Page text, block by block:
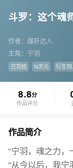
斗罗：这个魂
作者：爆肝达人
主角：宁羽
已完结 N次元 衍生同
8.8分
作品评分
作品简介
“宁羽，魂之力，
“从今以后，我宁